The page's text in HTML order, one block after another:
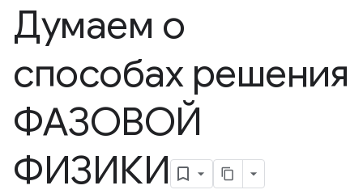
Думаем о
способах решения
ФАЗОВОЙ
ФИЗИКИ